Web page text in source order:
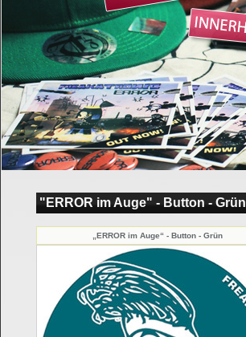
"ERROR im Auge" - Button - Grün
„ERROR im Auge“ - Button - Grün